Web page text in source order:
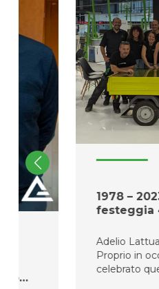
1978 –
festeggia
Adelio
Proprio in
celebrato